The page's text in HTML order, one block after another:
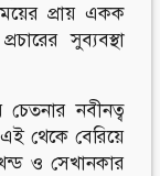
প্রায় একক
সুব্যবস্থা
নবীনত্ব
এই থেকে বেরিয়ে
ও সেখানকার